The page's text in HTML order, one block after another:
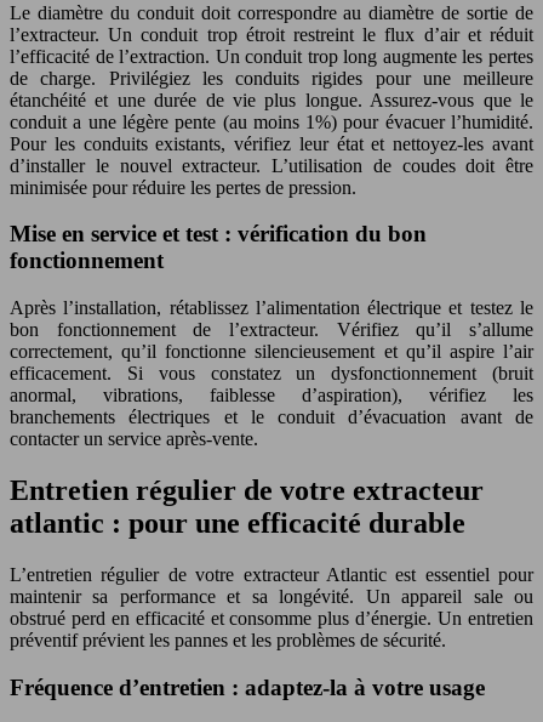
Le diamètre du conduit doit correspondre au diamètre de sortie de
l’extracteur. Un conduit trop étroit restreint le flux d’air et réduit
l’efficacité de l’extraction. Un conduit trop long augmente les pertes
de charge. Privilégiez les conduits rigides pour une meilleure
étanchéité et une durée de vie plus longue. Assurez-vous que le
conduit a une légère pente (au moins 1%) pour évacuer l’humidité.
Pour les conduits existants, vérifiez leur état et nettoyez-les avant
d’installer le nouvel extracteur. L’utilisation de coudes doit être
minimisée pour réduire les pertes de pression.
Mise en service et test : vérification du bon
fonctionnement
Après l’installation, rétablissez l’alimentation électrique et testez le
bon fonctionnement de l’extracteur. Vérifiez qu’il s’allume
correctement, qu’il fonctionne silencieusement et qu’il aspire l’air
efficacement. Si vous constatez un dysfonctionnement (bruit
anormal, vibrations, faiblesse d’aspiration), vérifiez les
branchements électriques et le conduit d’évacuation avant de
contacter un service après-vente.
Entretien régulier de votre extracteur
atlantic : pour une efficacité durable
L’entretien régulier de votre extracteur Atlantic est essentiel pour
maintenir sa performance et sa longévité. Un appareil sale ou
obstrué perd en efficacité et consomme plus d’énergie. Un entretien
préventif prévient les pannes et les problèmes de sécurité.
Fréquence d’entretien : adaptez-la à votre usage